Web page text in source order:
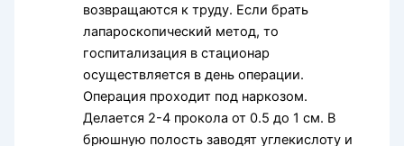
возвращаются к труду. Если брать
лапароскопический метод, то
госпитализация в стационар
осуществляется в день операции.
Операция проходит под наркозом.
Делается 2-4 прокола от 0.5 до 1 см. В
брюшную полость заводят углекислоту и